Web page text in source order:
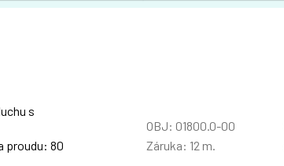
s
proudu: 80
OBJ: 01800.0-00
Záruka: 12 m.